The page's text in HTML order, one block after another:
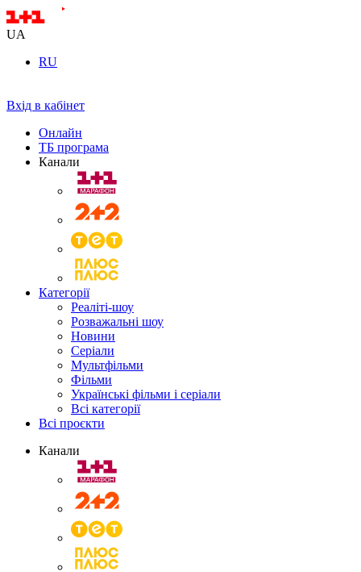
UA
RU
Вхід в кабінет
Онлайн
ТБ програма
Канали
Категорії
Реаліті-шоу
Розважальні шоу
Новини
Серіали
Мультфільми
Фільми
Українські фільми і серіали
Всі категорії
Всі проєкти
Канали